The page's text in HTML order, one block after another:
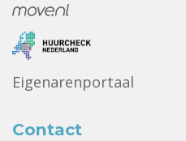
Eigenarenportaal
Contact